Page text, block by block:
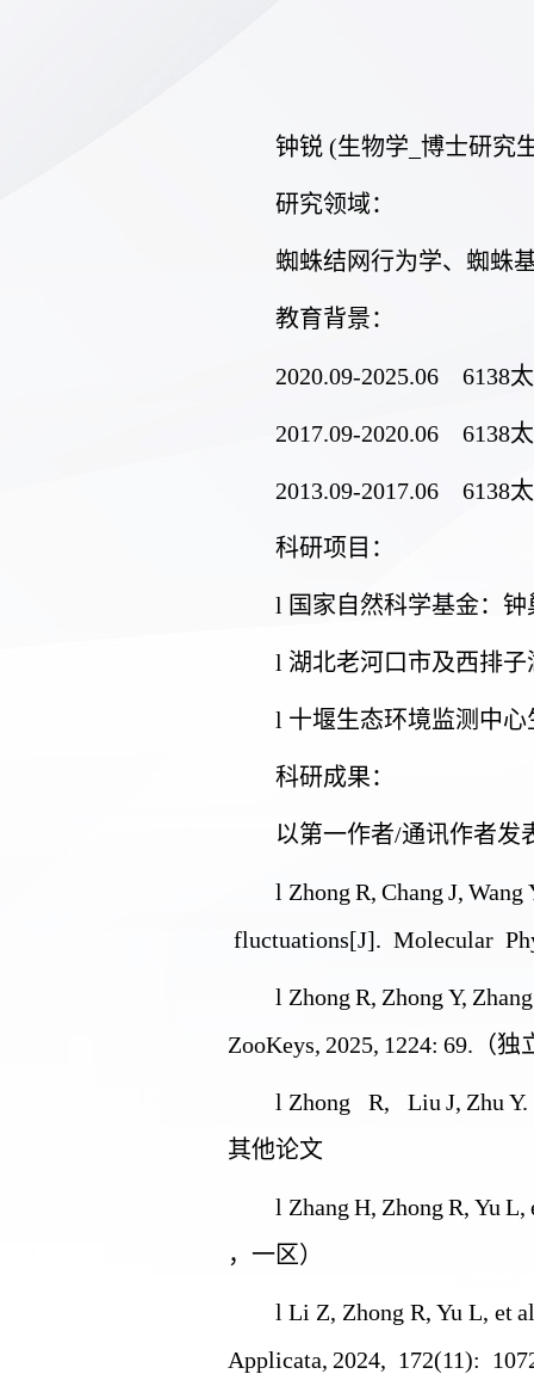
钟锐 (生物学 博士研究
研究领域：
蜘蛛结网行为学、 蜘蛛
教育背景：
2020.09-2025.06 6138
2017.09-2020.06 6138
2013.09-2017.06 6138
科研项目 ：
l 国家自然科学基金：
l 湖北老河口市及西排
l 十堰生态环境监测中
科研成果：
以第一作者/通讯作者发
l Zhong R, Chang J, Wang
fluctuations[J]. Molecular
l Zhong R, Zhong Y, Zhang
ZooKeys, 2025, 1224: 69. （
l Zhong R, Liu J, Zhu
其他论文
l Zhang H, Zhong R, Yu L,
，一区）
l Li Z, Zhong R, Yu L, et
Applicata, 2024, 172(11):